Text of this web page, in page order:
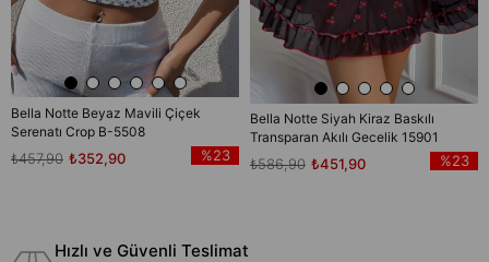
Bella Notte Beyaz Mavili Çiçek
Serenatı Crop B-5508
₺352,90
₺457,90 %23
Bella Notte Siyah Kiraz Baskılı
Transparan Akılı Gecelik 15901
₺451,90
₺586,90 %23
Hızlı ve Güvenli Teslimat